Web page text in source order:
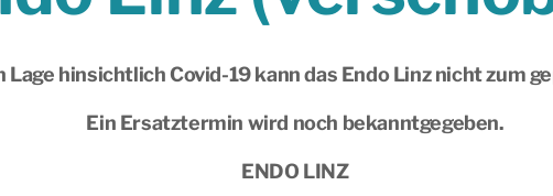
Lage hinsichtlich Covid-19 kann das Endo Linz nicht zum
Ein Ersatztermin wird noch bekanntgegeben.
ENDO LINZ